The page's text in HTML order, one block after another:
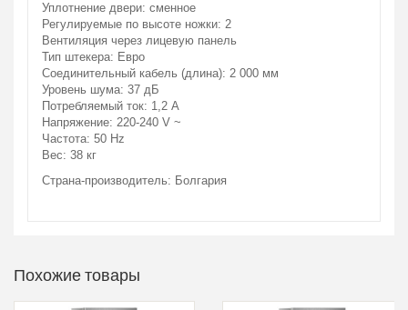
Уплотнение двери: сменное
Регулируемые по высоте ножки: 2
Вентиляция через лицевую панель
Тип штекера: Евро
Соединительный кабель (длина): 2 000 мм
Уровень шума: 37 дБ
Потребляемый ток: 1,2 A
Напряжение: 220-240 V ~
Частота: 50 Hz
Вес: 38 кг
Страна-производитель: Болгария
Похожие товары